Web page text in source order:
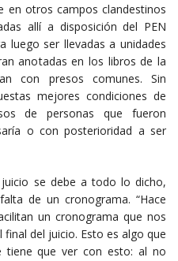
en otros campos clandestinos
allí a disposición del PEN
luego ser llevadas a unidades
anotadas en los libros de la
con presos comunes. Sin
mejores condiciones de
de personas que fueron
o con posterioridad a ser
se debe a todo lo dicho,
de un cronograma. “Hace
un cronograma que nos
del juicio. Esto es algo que
tiene que ver con esto: al no